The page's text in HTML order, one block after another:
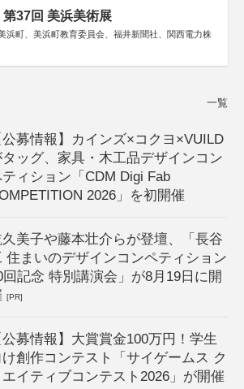
第37回 美浜美術展
浜町、美浜町教育委員会、福井新聞社、関西電力株
一覧
公募情報】カインズ×コクヨ×VUILD
タッグ、家具・木工品デザインコン
ィション「CDM Digi Fab
2026」を初開催
美子や藤本壮介らが登壇、「長谷
住まいのデザインコンペティション
回記念 特別講演会」が8月19日に開
[PR]
公募情報】大賞賞金100万円！学生
け創作コンテスト「サイゲームス ク
エイティブコンテスト2026」が開催